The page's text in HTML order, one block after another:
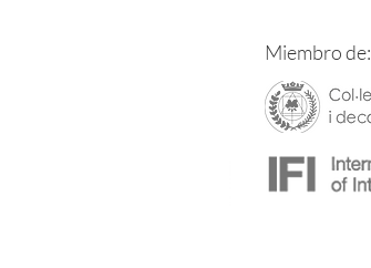
Miembro de: